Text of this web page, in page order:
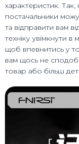
характеристик.
постачальники
та відправити вам
техніку увімкнути
щоб впевнитись у
вам щось не
товар або більш